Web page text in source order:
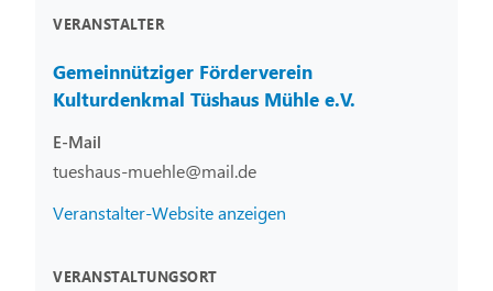
VERANSTALTER
Gemeinnütziger Förderverein
Kulturdenkmal Tüshaus Mühle e.V.
E-Mail
tueshaus-muehle@mail.de
Veranstalter-Website anzeigen
VERANSTALTUNGSORT